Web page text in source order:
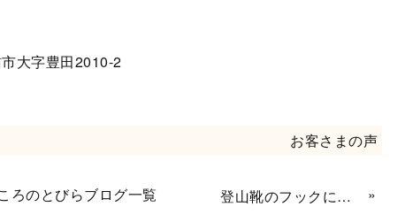
字豊田2010-2
お客さまの声
ろのとびらブログ一覧 登山靴のフックに紐が絡まり転倒したクライアントさん、肩、腕、太ももを強打、レイキヒーリングで痛みが取れました！ »